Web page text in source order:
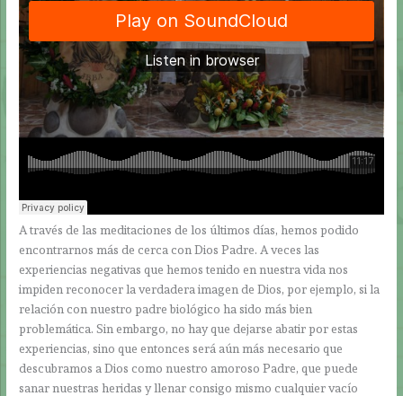
A través de las meditaciones de los últimos días, hemos podido
encontrarnos más de cerca con Dios Padre. A veces las
experiencias negativas que hemos tenido en nuestra vida nos
impiden reconocer la verdadera imagen de Dios, por ejemplo, si la
relación con nuestro padre biológico ha sido más bien
problemática. Sin embargo, no hay que dejarse abatir por estas
experiencias, sino que entonces será aún más necesario que
descubramos a Dios como nuestro amoroso Padre, que puede
sanar nuestras heridas y llenar consigo mismo cualquier vacío